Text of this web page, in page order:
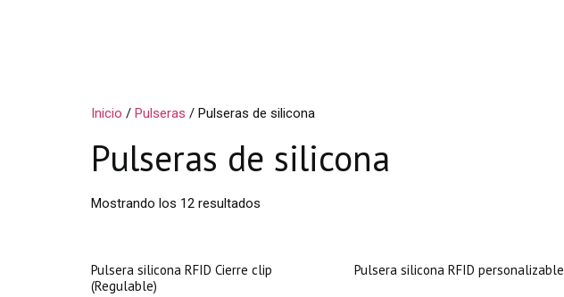
Inicio / Pulseras / Pulseras de silicona
Pulseras de silicona
Mostrando los 12 resultados
Pulsera silicona RFID Cierre clip
(Regulable)
Pulsera silicona RFID personalizable